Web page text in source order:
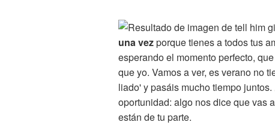
una vezporque tienes a todos tus
esperando el momento perfecto,
que yo. Vamos a ver, es verano no
liado' y pasáis mucho tiempo juntos.
oportunidad: algo nos dice que vas
están de tu parte.